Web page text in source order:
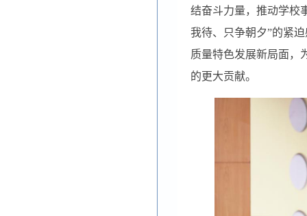
结奋斗力量，推动学校
我待、只争朝夕”的紧
质量特色发展新局面，
的更大贡献。